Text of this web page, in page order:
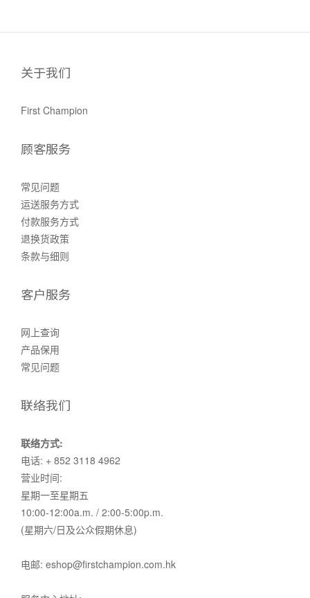
关于我们
First Champion
顾客服务
常见问题
运送服务方式
付款服务方式
退换货政策
条款与细则
客户服务
网上查询
产品保用
常见问题
联络我们
联络方式:
电话: + 852 3118 4962
营业时间:
星期一至星期五
10:00-12:00a.m. / 2:00-5:00p.m.
(星期六/日及公众假期休息)
电邮: eshop@firstchampion.com.hk